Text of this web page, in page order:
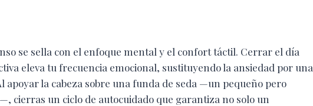
se sella con el enfoque mental y el confort táctil. Cerrar el día
eleva tu frecuencia emocional, sustituyendo la ansiedad por una
apoyar la cabeza sobre una funda de seda —un pequeño pero
cierras un ciclo de autocuidado que garantiza no solo un